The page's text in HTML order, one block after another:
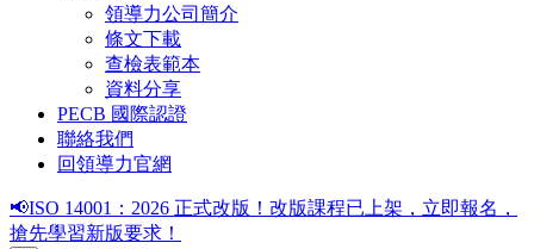
領導力公司簡介
條文下載
查檢表範本
資料分享
PECB 國際認證
聯絡我們
回領導力官網
📢ISO 14001：2026 正式改版！改版課程已上架，立即報名，
搶先學習新版要求！